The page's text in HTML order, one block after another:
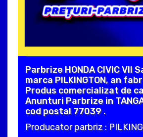
Parbrize HONDA CIVIC VII
marca PILKINGTON, an
Produs comercializat de
Anunturi Parbrize in
cod postal 77039 .
Producator parbriz :